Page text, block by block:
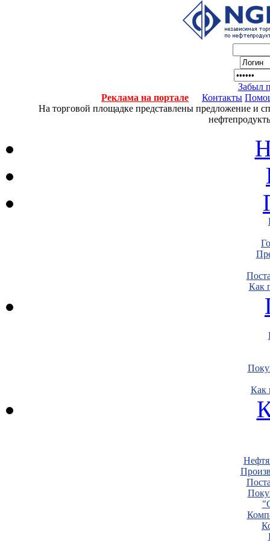
Забыл
Реклама на портале
Контакты
На торговой площадке представлены предложение и
Как
Как